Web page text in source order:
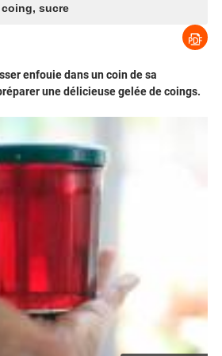
coing, sucre
enfouie dans un coin de sa
une délicieuse gelée de coings.